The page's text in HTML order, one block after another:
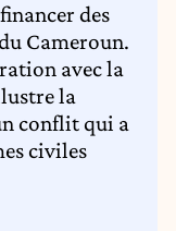
des
Cameroun.
avec la
la
conflit qui a
civiles